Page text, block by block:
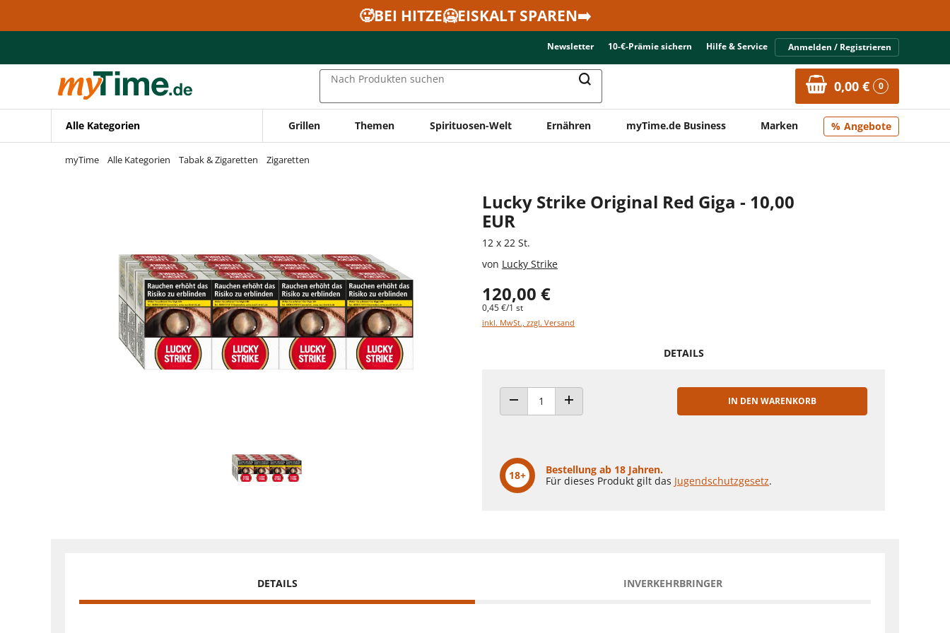
Zur Navigation springen
🥵BEI HITZE🥶EISKALT SPAREN➡️
Newsletter 10-€-Prämie sichern Hilfe & Service Anmelden / Registrieren
Nach Produkten suchen 0,00 € 0
Alle Kategorien Grillen Themen Spirituosen-Welt Ernähren myTime.de Business Marken Angebote
myTime Alle Kategorien Tabak & Zigaretten Zigaretten
Lucky Strike Original Red Giga - 10,00
EUR
12 x 22 St.
von Lucky Strike
120,00 €
0,45 €/1 st
inkl. MwSt., zzgl. Versand
DETAILS
ANZAHL VERRINGERNANZAHL ERHÖHEN
IN DEN WARENKORB
18+
Bestellung ab 18 Jahren.
Für dieses Produkt gilt das Jugendschutzgesetz.
DETAILS INVERKEHRBRINGER